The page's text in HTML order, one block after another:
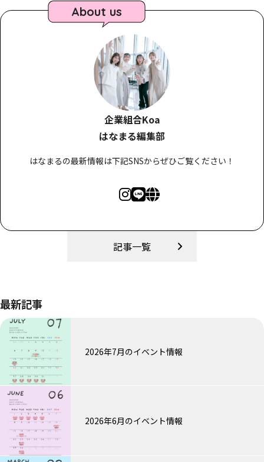
About us
企業組合Koa
はなまる編集部
はなまるの最新情報は下記SNSからぜひご覧ください！
記事一覧
最新記事
2026年7月のイベント情報
2026年6月のイベント情報